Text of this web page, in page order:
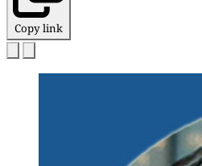
Copy link